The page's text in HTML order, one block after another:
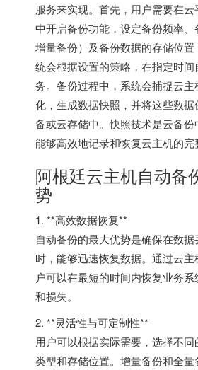
服务来实现。首先，用户需要在
中开启备份功能，设定备份频率
增量备份）及备份数据的存储位
统会根据设置的策略，在指定时
务。备份过程中，系统会捕捉云
化，生成数据快照，并将这些数
备或云存储中。快照技术是云备
能够高效地记录和恢复云主机的完
阿根廷云主机自动备
势
1. **高效数据恢复**
自动备份的最大优势是确保在数
时，能够迅速恢复数据。通过云
户可以在最短的时间内恢复业务
和损失。
2. **灵活性与可定制性**
用户可以根据实际需要，选择不
类型和存储位置。增量备份和全